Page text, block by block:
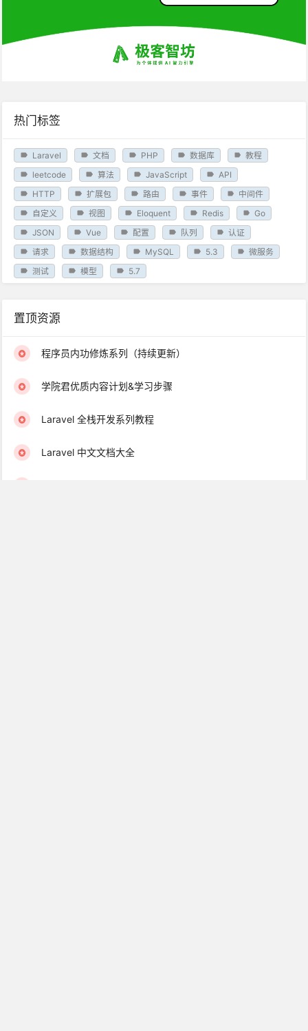
热门标签
Laravel 文档 PHP 数据库
教程
leetcode
算法 JavaScript
API
HTTP
扩展包 路由 事件
中间件
自定义
视图 Eloquent Redis
Go
JSON
Vue 配置 队列
认证
请求
数据结构 MySQL 5.3
微服务
测试
模型 5.7
置顶资源
程序员内功修炼系列（持续更新）
学院君优质内容计划&学习步骤
Laravel 全栈开发系列教程
Laravel 中文文档大全